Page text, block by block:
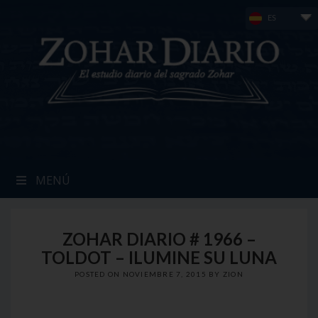
ES
MENÚ
ZOHAR DIARIO # 1966 –
TOLDOT – ILUMINE SU LUNA
POSTED ON NOVIEMBRE 7, 2015 BY ZION